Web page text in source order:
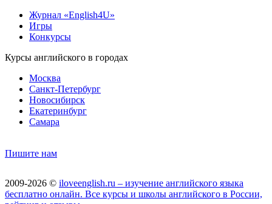
Журнал «English4U»
Игры
Конкурсы
Курсы английского в городах
Москва
Санкт-Петербург
Новосибирск
Екатеринбург
Самара
Пишите нам
2009-2026 © iloveenglish.ru – изучение английского языка
бесплатно онлайн. Все курсы и школы английского в России,